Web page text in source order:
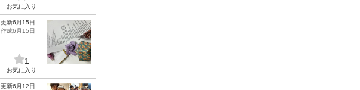
お気に入り
更新6月15日
作成6月15日
1
お気に入り
更新6月12日